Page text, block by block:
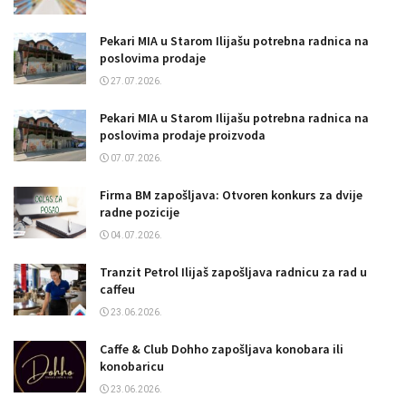
Pekari MIA u Starom Ilijašu potrebna radnica na
poslovima prodaje
27.07.2026.
Pekari MIA u Starom Ilijašu potrebna radnica na
poslovima prodaje proizvoda
07.07.2026.
Firma BM zapošljava: Otvoren konkurs za dvije
radne pozicije
04.07.2026.
Tranzit Petrol Ilijaš zapošljava radnicu za rad u
caffeu
23.06.2026.
Caffe & Club Dohho zapošljava konobara ili
konobaricu
23.06.2026.